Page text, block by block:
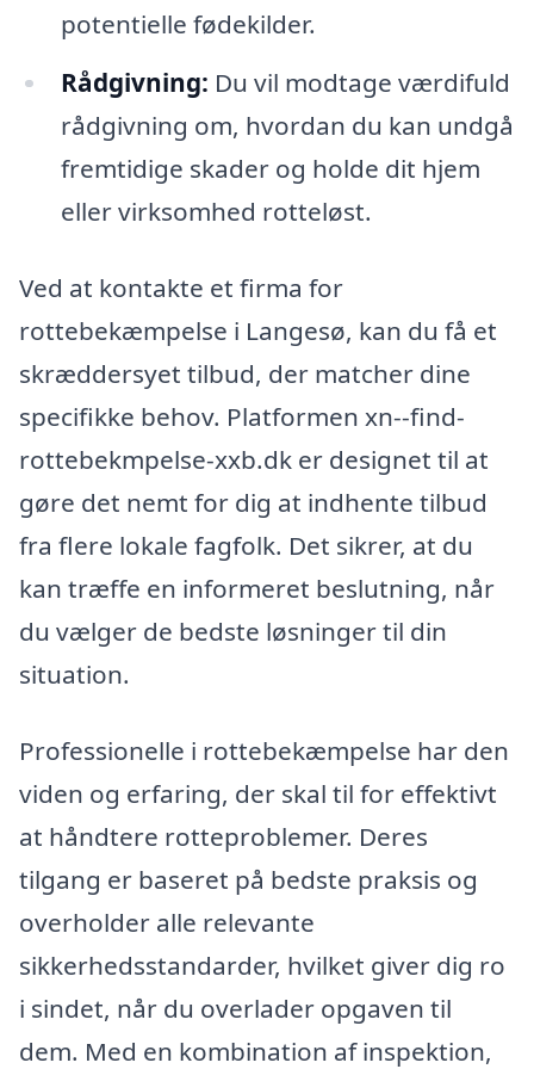
potentielle fødekilder.
Rådgivning: Du vil modtage værdifuld
rådgivning om, hvordan du kan undgå
fremtidige skader og holde dit hjem
eller virksomhed rotteløst.
Ved at kontakte et firma for
rottebekæmpelse i Langesø, kan du få et
skræddersyet tilbud, der matcher dine
specifikke behov. Platformen xn--find-
rottebekmpelse-xxb.dk er designet til at
gøre det nemt for dig at indhente tilbud
fra flere lokale fagfolk. Det sikrer, at du
kan træffe en informeret beslutning, når
du vælger de bedste løsninger til din
situation.
Professionelle i rottebekæmpelse har den
viden og erfaring, der skal til for effektivt
at håndtere rotteproblemer. Deres
tilgang er baseret på bedste praksis og
overholder alle relevante
sikkerhedsstandarder, hvilket giver dig ro
i sindet, når du overlader opgaven til
dem. Med en kombination af inspektion,